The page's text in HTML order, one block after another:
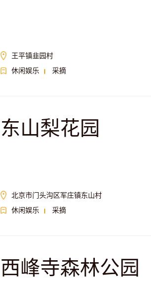
王平镇韭园村
休闲娱乐
采摘
东山梨花园
北京市门头沟区军庄镇东山村
休闲娱乐
采摘
西峰寺森林公园